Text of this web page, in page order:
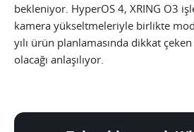
bekleniyor. HyperOS 4, XRING O3
kamera yükseltmeleriyle birlikte
yılı ürün planlamasında dikkat
olacağı anlaşılıyor.